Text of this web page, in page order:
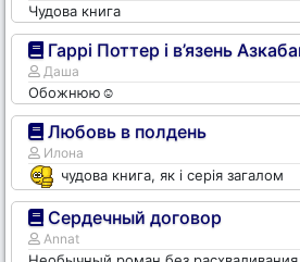
Чудова книга
Гаррі Поттер і в’язень
Даша
Обожнюю☺️
Любовь в полдень
Илона
чудова книга, як і серія загалом
Сердечный договор
Annat